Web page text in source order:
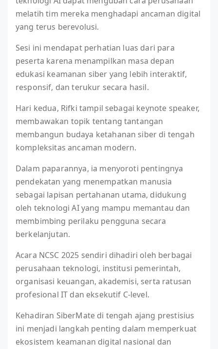
melatih tim mereka menghadapi ancaman digital
yang terus berevolusi.
Sesi ini mendapat perhatian luas dari para
peserta karena menampilkan masa depan
edukasi keamanan siber yang lebih interaktif,
responsif, dan terukur secara hasil.
Hari kedua, Rifki tampil sebagai keynote speaker,
membawakan topik tentang tantangan
membangun budaya ketahanan siber di tengah
kompleksitas ancaman modern.
Dalam paparannya, ia menyoroti pentingnya
pendekatan yang menempatkan manusia
sebagai lapisan pertahanan utama, didukung
oleh teknologi AI yang mampu memantau dan
membimbing perilaku pengguna secara
berkelanjutan.
Acara NCSC 2025 sendiri dihadiri oleh berbagai
perusahaan teknologi, institusi pemerintah,
organisasi keuangan, akademisi, serta ratusan
profesional IT dan eksekutif C-level.
Kehadiran SiberMate di tengah ajang prestisius
ini menjadi langkah penting dalam memperkuat
ekosistem keamanan digital nasional dan